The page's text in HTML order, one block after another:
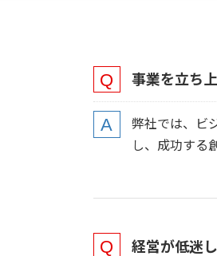
事業を立ち
弊社では、ビ
し、成功する
経営が低迷